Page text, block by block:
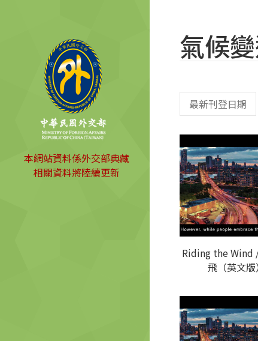
本網站資料係外交部典藏
相關資料將陸續更新
氣候
Riding the Wind
飛（英文版）